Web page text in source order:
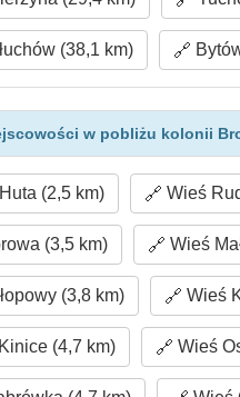
(38,1 km)
w pobliżu kolonii
(2,5 km) Wieś
(3,5 km) Wieś
(3,8 km) Wieś
(4,7 km) Wieś